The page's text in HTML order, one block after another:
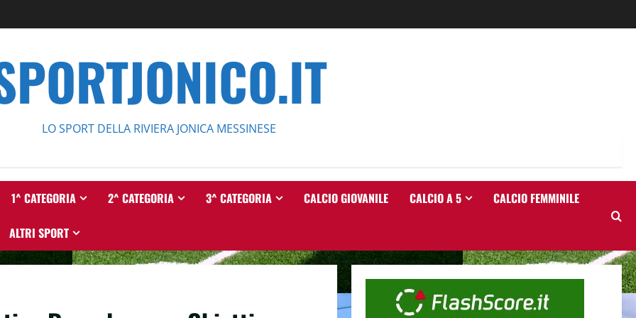
LO SPORT DELLA RIVIERA JONICA MESSINESE
1^ CATEGORIA 2^ CATEGORIA 3^ CATEGORIA CALCIO GIOVANILE CALCIO A 5 CALCIO FEMMINILE
ALTRI SPORT